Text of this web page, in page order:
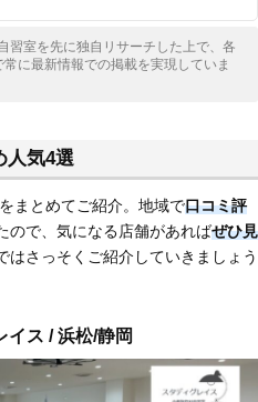
習室を先に独自リサーチした上で、各
に最新情報での掲載を実現していま
人気4選
をまとめてご紹介。地域で口コミ評
ので、気になる店舗があればぜひ見
はさっそくご紹介していきましょう
イス / 浜松/静岡